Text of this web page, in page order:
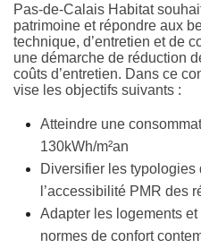
Pas-de-Calais Habitat
patrimoine et répondre aux
technique, d’entretien et de
une démarche de réduction
coûts d’entretien. Dans ce
vise les objectifs suivants :
Atteindre une
130kWh/m²an
Diversifier les typologies
l’accessibilité PMR des
Adapter les logements
normes de confort